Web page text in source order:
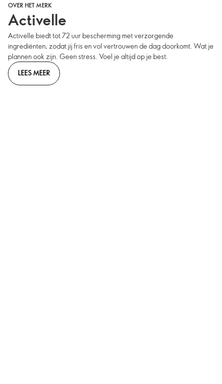
OVER HET MERK
Activelle
Activelle biedt tot 72 uur bescherming met verzorgende
ingrediënten, zodat jij fris en vol vertrouwen de dag doorkomt. Wat je
plannen ook zijn. Geen stress. Voel je altijd op je best.
LEES MEER